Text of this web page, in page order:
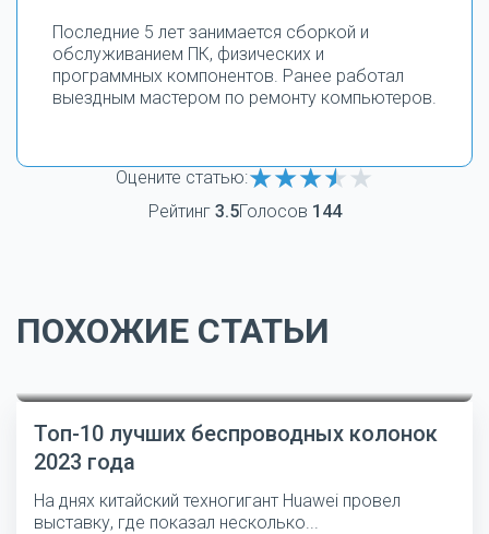
Последние 5 лет занимается сборкой и
обслуживанием ПК, физических и
программных компонентов. Ранее работал
выездным мастером по ремонту компьютеров.
Оцените статью:
Рейтинг 3.5Голосов 144
ПОХОЖИЕ СТАТЬИ
Топ-10 лучших беспроводных колонок
2023 года
На днях китайский техногигант Huawei провел
выставку, где показал несколько...